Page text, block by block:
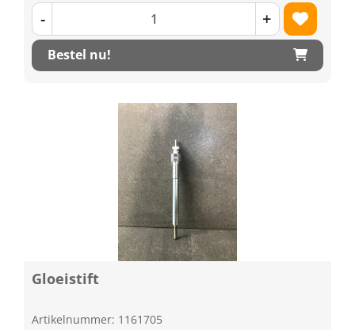
- +
Bestel nu!
Gloeistift
Artikelnummer: 1161705